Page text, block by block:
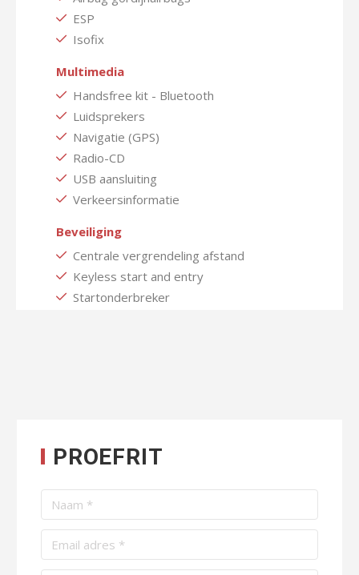
ESP
Isofix
Multimedia
Handsfree kit - Bluetooth
Luidsprekers
Navigatie (GPS)
Radio-CD
USB aansluiting
Verkeersinformatie
Beveiliging
Centrale vergrendeling afstand
Keyless start and entry
Startonderbreker
PROEFRIT